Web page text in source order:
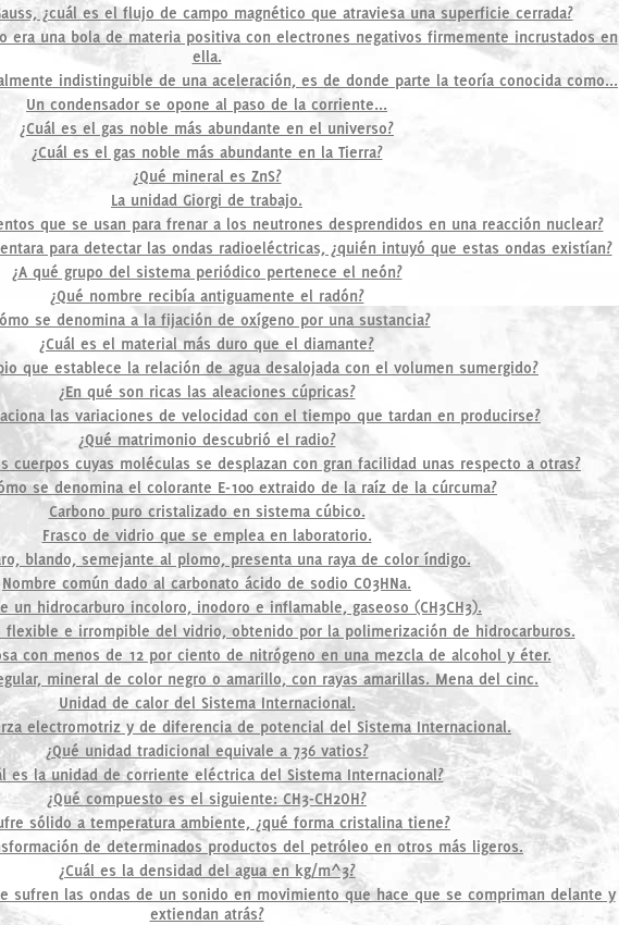
¿cuál es el flujo de campo magnético que atraviesa una superficie cerrada?
era una bola de materia positiva con electrones negativos firmemente incrustados en
ella.
indistinguible de una aceleración, es de donde parte la teoría conocida como...
Un condensador se opone al paso de la corriente...
¿Cuál es el gas noble más abundante en el universo?
¿Cuál es el gas noble más abundante en la Tierra?
¿Qué mineral es ZnS?
La unidad Giorgi de trabajo.
que se usan para frenar a los neutrones desprendidos en una reacción nuclear?
para detectar las ondas radioeléctricas, ¿quién intuyó que estas ondas existían?
¿A qué grupo del sistema periódico pertenece el neón?
¿Qué nombre recibía antiguamente el radón?
se denomina a la fijación de oxígeno por una sustancia?
¿Cuál es el material más duro que el diamante?
que establece la relación de agua desalojada con el volumen sumergido?
¿En qué son ricas las aleaciones cúpricas?
las variaciones de velocidad con el tiempo que tardan en producirse?
¿Qué matrimonio descubrió el radio?
cuerpos cuyas moléculas se desplazan con gran facilidad unas respecto a otras?
se denomina el colorante E-100 extraido de la raíz de la cúrcuma?
Carbono puro cristalizado en sistema cúbico.
Frasco de vidrio que se emplea en laboratorio.
blando, semejante al plomo, presenta una raya de color índigo.
Nombre común dado al carbonato ácido de sodio CO3HNa.
un hidrocarburo incoloro, inodoro e inflamable, gaseoso (CH3CH3).
flexible e irrompible del vidrio, obtenido por la polimerización de hidrocarburos.
con menos de 12 por ciento de nitrógeno en una mezcla de alcohol y éter.
mineral de color negro o amarillo, con rayas amarillas. Mena del cinc.
Unidad de calor del Sistema Internacional.
electromotriz y de diferencia de potencial del Sistema Internacional.
¿Qué unidad tradicional equivale a 736 vatios?
es la unidad de corriente eléctrica del Sistema Internacional?
¿Qué compuesto es el siguiente: CH3-CH2OH?
sólido a temperatura ambiente, ¿qué forma cristalina tiene?
de determinados productos del petróleo en otros más ligeros.
¿Cuál es la densidad del agua en kg/m^3?
sufren las ondas de un sonido en movimiento que hace que se compriman delante y
extiendan atrás?